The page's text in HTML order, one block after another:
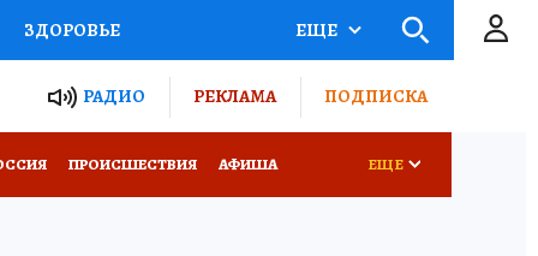
ЗДОРОВЬЕ
РОССИИ
ЕЩЕ
РАДИО РЕКЛАМА ПОДПИСКА
ПРОИСШЕСТВИЯ АФИША ЕЩЕ